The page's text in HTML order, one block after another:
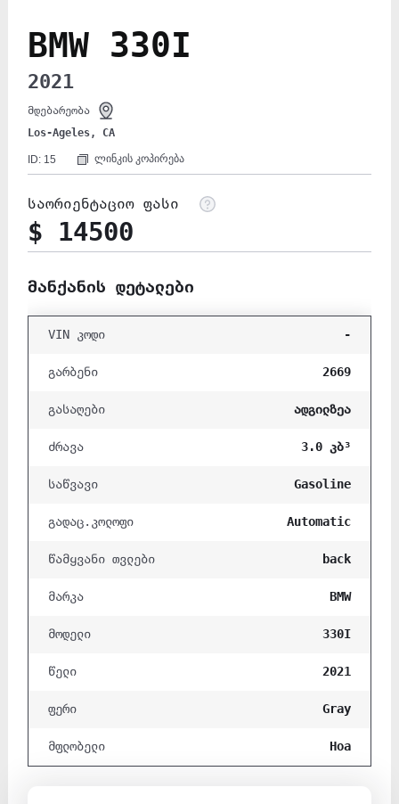
BMW 330I
2021
მდებარეობა
Los-Ageles, CA
ID: 15 ლინკის კოპირება
საორიენტაციო ფასი
$ 14500
მანქანის დეტალები
VIN კოდი -
გარბენი 2669
გასაღები ადგილზეა
ძრავა 3.0 კბ³
საწვავი Gasoline
გადაც.კოლოფი Automatic
წამყვანი თვლები back
მარკა BMW
მოდელი 330I
წელი 2021
ფერი Gray
მფლობელი Hoa